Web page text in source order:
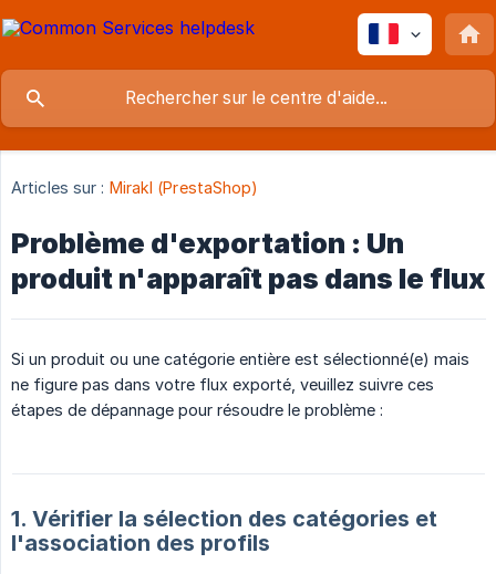
Articles sur : Mirakl (PrestaShop)
Problème d'exportation : Un
produit n'apparaît pas dans le flux
Si un produit ou une catégorie entière est sélectionné(e) mais
ne figure pas dans votre flux exporté, veuillez suivre ces
étapes de dépannage pour résoudre le problème :
1. Vérifier la sélection des catégories et
l'association des profils